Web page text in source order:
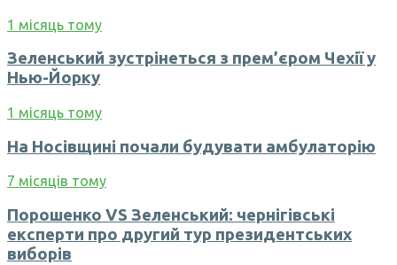
1 місяць тому
Зеленський зустрінеться з прем’єром Чехії у
Нью-Йорку
1 місяць тому
На Носівщині почали будувати амбулаторію
7 місяців тому
Порошенко VS Зеленський: чернігівські
експерти про другий тур президентських
виборів